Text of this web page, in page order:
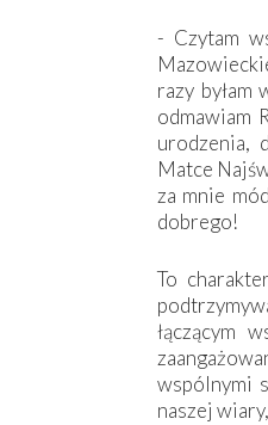
- Czytam
razy byłam
odmawiam
urodzenia,
Matce
za mnie
dobrego!
To
łączącym
wspólnymi
naszej